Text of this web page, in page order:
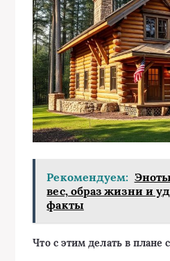
Рекомендуем:
вес, образ жизни и
факты
Что с этим делать в плане